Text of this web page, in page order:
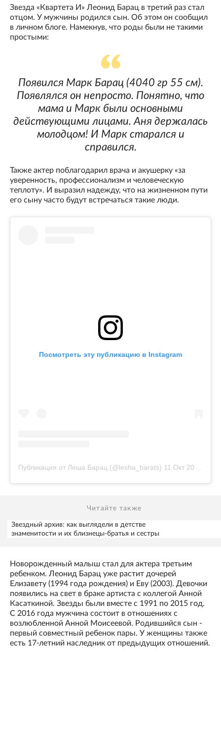
Звезда «Квартета И» Леонид Барац в третий раз стал
отцом. У мужчины родился сын. Об этом он сообщил
в личном блоге. Намекнув, что роды были не такими
простыми:
Появился Марк Барац (4040 гр 55 см).
Появлялся он непросто. Понятно, что
мама и Марк были основными
действующими лицами. Аня держалась
молодцом! И Марк старался и
справился.
Также актер поблагодарил врача и акушерку «за
уверенность, профессионализм и человеческую
теплоту». И выразил надежду, что на жизненном пути
его сыну часто будут встречаться такие люди.
Посмотреть эту публикацию в Instagram
Публикация от Леша Барац (@lesha_barats) 11 Окт 2020 в 6:22 PDT
Читайте также
Звездный архив: как выглядели в детстве
знаменитости и их близнецы-братья и сестры
Новорожденный малыш стал для актера третьим
ребенком. Леонид Барац уже растит дочерей
Елизавету (1994 года рождения) и Еву (2003). Девочки
появились на свет в браке артиста с коллегой Анной
Касаткиной. Звезды были вместе с 1991 по 2015 год.
С 2016 года мужчина состоит в отношениях с
возлюбленной Анной Моисеевой. Родившийся сын -
первый совместный ребенок пары. У женщины также
есть 17-летний наследник от предыдущих отношений.